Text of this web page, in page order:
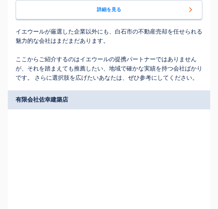
詳細を見る
イエウールが厳選した企業以外にも、白石市の不動産売却を任せられる
魅力的な会社はまだまだあります。
ここからご紹介するのはイエウールの提携パートナーではありません
が、それを踏まえても推薦したい、地域で確かな実績を持つ会社ばかり
です。 さらに選択肢を広げたいあなたは、ぜひ参考にしてください。
有限会社佐幸建築店